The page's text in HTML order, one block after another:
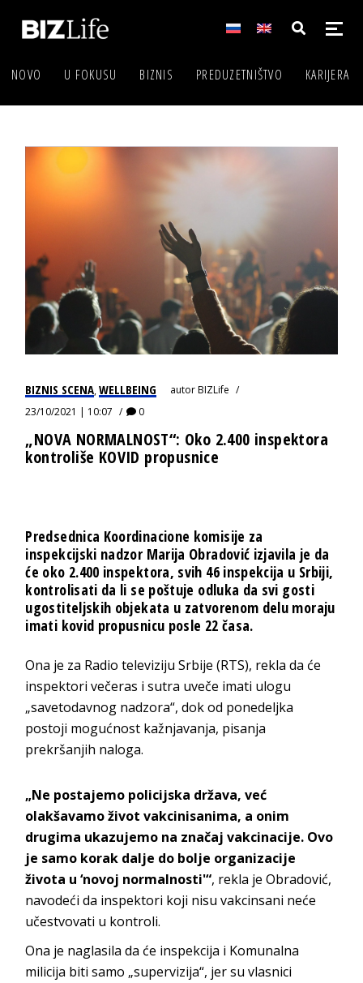
NOVO U FOKUSU BIZNIS PREDUZETNIŠTVO KARIJERA
BIZNIS SCENA,WELLBEING autorBIZLife
23/10/2021 | 10:07
0
„NOVA NORMALNOST“: Oko 2.400 inspektora
kontroliše KOVID propusnice
Predsednica Koordinacione komisije za
inspekcijski nadzor Marija Obradović izjavila je da
će oko 2.400 inspektora, svih 46 inspekcija u Srbiji,
kontrolisati da li se poštuje odluka da svi gosti
ugostiteljskih objekata u zatvorenom delu moraju
imati kovid propusnicu posle 22 časa.
Ona je za Radio televiziju Srbije (RTS), rekla da će
inspektori večeras i sutra uveče imati ulogu
„savetodavnog nadzora“, dok od ponedeljka
postoji mogućnost kažnjavanja, pisanja
prekršanjih naloga.
„Ne postajemo policijska država, već
olakšavamo život vakcinisanima, a onim
drugima ukazujemo na značaj vakcinacije. Ovo
je samo korak dalje do bolje organizacije
života u ‘novoj normalnosti'“, rekla je Obradović,
navodeći da inspektori koji nisu vakcinsani neće
učestvovati u kontroli.
Ona je naglasila da će inspekcija i Komunalna
milicija biti samo „supervizija“, jer su vlasnici